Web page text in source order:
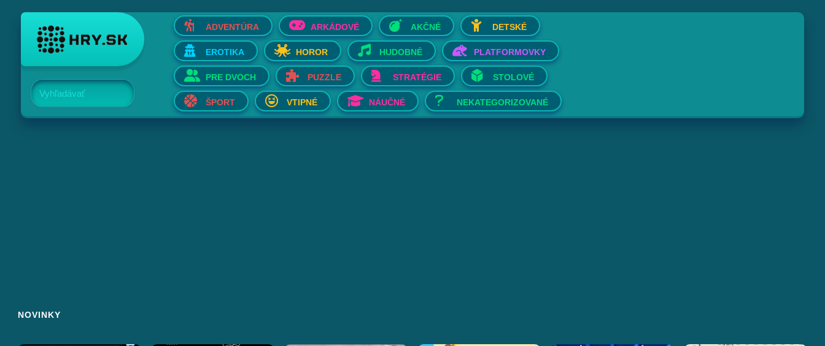
Vyhľadávať
ADVENTÚRA ARKÁDOVÉ AKČNÉ DETSKÉ
EROTIKA HOROR HUDOBNÉ PLATFORMOVKY
PRE DVOCH PUZZLE STRATÉGIE STOLOVÉ
ŠPORT VTIPNÉ NÁUČNÉ NEKATEGORIZOVANÉ
NOVINKY